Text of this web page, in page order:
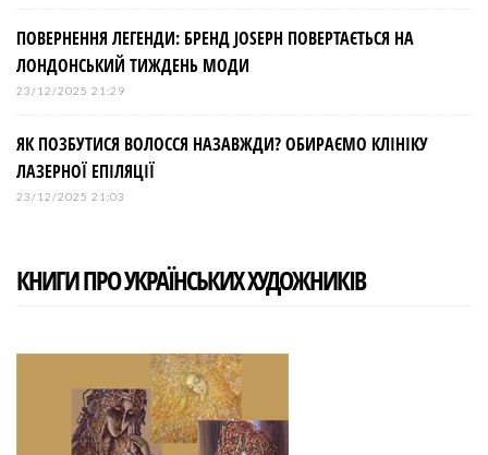
ПОВЕРНЕННЯ ЛЕГЕНДИ: БРЕНД JOSEPH ПОВЕРТАЄТЬСЯ НА
ЛОНДОНСЬКИЙ ТИЖДЕНЬ МОДИ
23/12/2025 21:29
ЯК ПОЗБУТИСЯ ВОЛОССЯ НАЗАВЖДИ? ОБИРАЄМО КЛІНІКУ
ЛАЗЕРНОЇ ЕПІЛЯЦІЇ
23/12/2025 21:03
КНИГИ ПРО УКРАЇНСЬКИХ ХУДОЖНИКІВ